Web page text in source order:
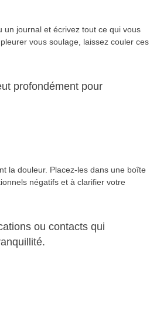
un journal et écrivez tout ce qui vous
vous soulage, laissez couler ces
profondément pour
la douleur. Placez-les dans une boîte
négatifs et à clarifier votre
ou contacts qui